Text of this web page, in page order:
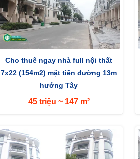
Cho thuê ngay nhà full nội thất
7x22 (154m2) mặt tiền đường 13m
hướng Tây
45 triệu ~ 147 m²